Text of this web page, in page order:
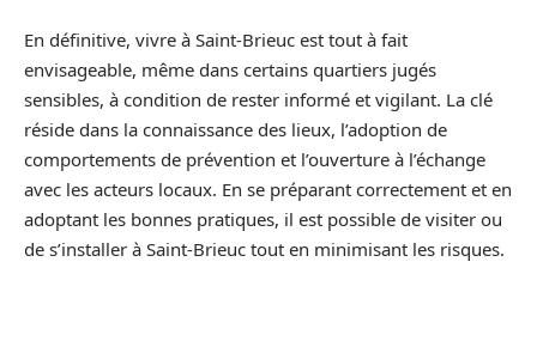
En définitive, vivre à Saint-Brieuc est tout à fait
envisageable, même dans certains quartiers jugés
sensibles, à condition de rester informé et vigilant. La clé
réside dans la connaissance des lieux, l’adoption de
comportements de prévention et l’ouverture à l’échange
avec les acteurs locaux. En se préparant correctement et en
adoptant les bonnes pratiques, il est possible de visiter ou
de s’installer à Saint-Brieuc tout en minimisant les risques.